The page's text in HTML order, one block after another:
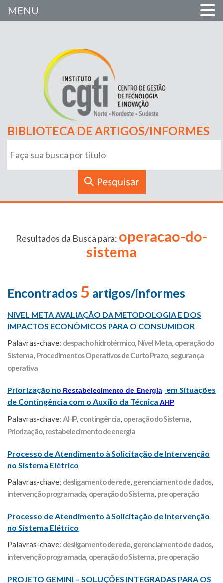
BIBLIOTECA DE ARTIGOS/INFORMES
Resultados da Busca para: operacao-do-
sistema
Encontrados 5 artigos/informes
NIVEL META AVALIAÇÃO DA METODOLOGIA E DOS
IMPACTOS ECONÔMICOS PARA O CONSUMIDOR
Palavras-chave: despacho hidrotérmico, Nível Meta, operação do
Sistema, Procedimentos Operativos de Curto Prazo, segurança
operativa
Priorização no Restabelecimento de Energia em Situações
de Contingência com o Auxílio da Técnica AHP
Palavras-chave: AHP, contingência, operação do Sistema,
Priorização, restabelecimento de energia
Processo de Atendimento à Solicitação de Intervenção
no Sistema Elétrico
Palavras-chave: desligamento de rede, gerenciamento de dados,
intervenção programada, operação do Sistema, pre operação
Processo de Atendimento à Solicitação de Intervenção
no Sistema Elétrico
Palavras-chave: desligamento de rede, gerenciamento de dados,
intervenção programada, operação do Sistema, pre operação
PROJETO GEMINI – SOLUÇÕES INTEGRADAS PARA OS
MENU